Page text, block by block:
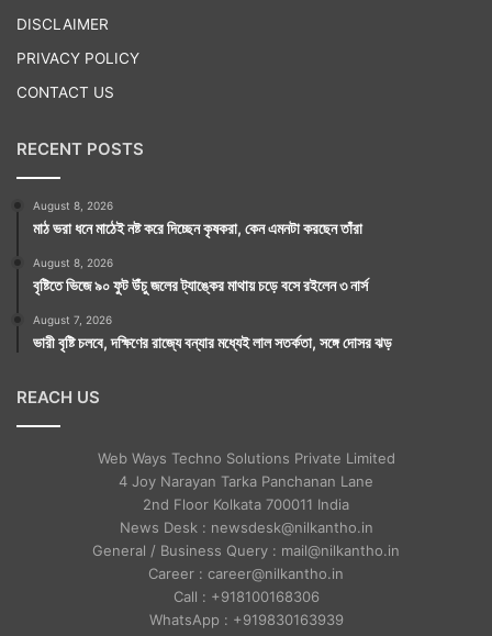
DISCLAIMER
PRIVACY POLICY
CONTACT US
RECENT POSTS
August 8, 2026
মাঠ ভরা ধনে মাঠেই নষ্ট করে দিচ্ছেন কৃষকরা, কেন এমনটা করছেন তাঁরা
August 8, 2026
বৃষ্টিতে ভিজে ৯০ ফুট উঁচু জলের ট্যাঙ্কের মাথায় চড়ে বসে রইলেন ৩ নার্স
August 7, 2026
ভারী বৃষ্টি চলবে, দক্ষিণের রাজ্যে বন্যার মধ্যেই লাল সতর্কতা, সঙ্গে দোসর ঝড়
REACH US
Web Ways Techno Solutions Private Limited
4 Joy Narayan Tarka Panchanan Lane
2nd Floor Kolkata 700011 India
News Desk : newsdesk@nilkantho.in
General / Business Query : mail@nilkantho.in
Career : career@nilkantho.in
Call : +918100168306
WhatsApp : +919830163939